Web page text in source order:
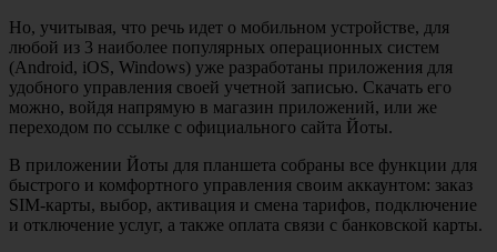
Но, учитывая, что речь идет о мобильном устройстве, для
любой из 3 наиболее популярных операционных систем
(Android, iOS, Windows) уже разработаны приложения для
удобного управления своей учетной записью. Скачать его
можно, войдя напрямую в магазин приложений, или же
переходом по ссылке с официального сайта Йоты.
В приложении Йоты для планшета собраны все функции для
быстрого и комфортного управления своим аккаунтом: заказ
SIM-карты, выбор, активация и смена тарифов, подключение
и отключение услуг, а также оплата связи с банковской карты.